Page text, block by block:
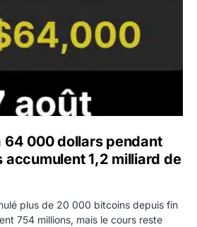
64 000 dollars pendant
accumulent 1,2 milliard de
plus de 20 000 bitcoins depuis fin
754 millions, mais le cours reste